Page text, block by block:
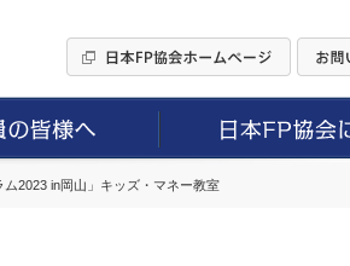
2023 in岡山」キッズ・マネー教室